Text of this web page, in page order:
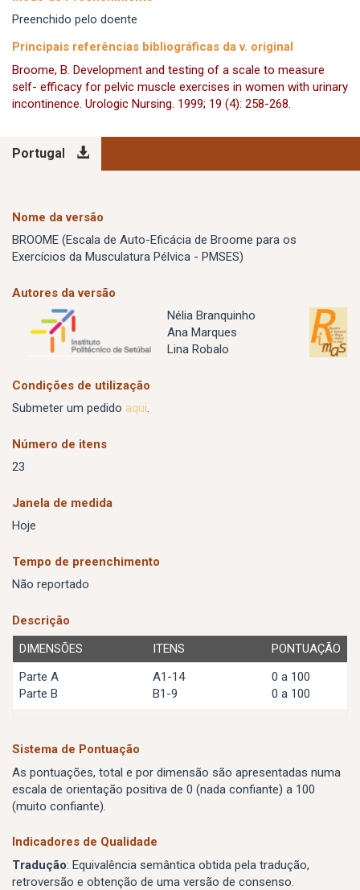
Preenchido pelo doente
Principais referências bibliográficas da v. original
Broome, B. Development and testing of a scale to measure
self- efficacy for pelvic muscle exercises in women with urinary
incontinence. Urologic Nursing. 1999; 19 (4): 258-268.
Portugal
Nome da versão
BROOME (Escala de Auto-Eficácia de Broome para os
Exercícios da Musculatura Pélvica - PMSES)
Autores da versão
Nélia Branquinho
Ana Marques
Lina Robalo
Condições de utilização
Submeter um pedido aqui.
Número de itens
23
Janela de medida
Hoje
Tempo de preenchimento
Não reportado
Descrição
DIMENSÕES
ITENS
PONTUAÇÃO
Parte A
Parte B
A1-14
B1-9
0 a 100
0 a 100
Sistema de Pontuação
As pontuações, total e por dimensão são apresentadas numa
escala de orientação positiva de 0 (nada confiante) a 100
(muito confiante).
Indicadores de Qualidade
Tradução: Equivalência semântica obtida pela tradução,
retroversão e obtenção de uma versão de consenso.